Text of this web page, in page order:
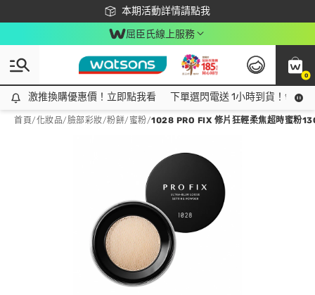
本期活動詳情請點我
下載app最高回饋$350
屈臣氏線上服務
0
激推換購優惠價！立即點我看
激推換購優惠價！立即點我看 下單選閃電送 1小時到貨！領神
首頁/化妝品/臉部彩妝/粉餅/蜜粉/1028 PRO FIX 修片狂輕柔焦超時蜜粉